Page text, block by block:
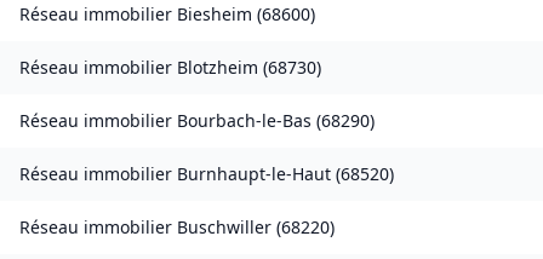
Réseau immobilier Biesheim (68600)
Réseau immobilier Blotzheim (68730)
Réseau immobilier Bourbach-le-Bas (68290)
Réseau immobilier Burnhaupt-le-Haut (68520)
Réseau immobilier Buschwiller (68220)